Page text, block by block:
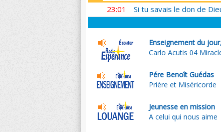
23:01
Si tu savais le don de
Enseignement du
Carlo Acutis 04
Pére Benoît Guédas
Prière et Miséricorde
Jeunesse en mission
A celui qui nous aime